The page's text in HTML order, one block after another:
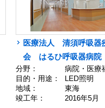
医療法人 清須呼吸器
会 はるひ呼吸器病院
分野：
病院・医療
目的・用途：
LED照明
地域：
東海
竣工年：
2016年5月